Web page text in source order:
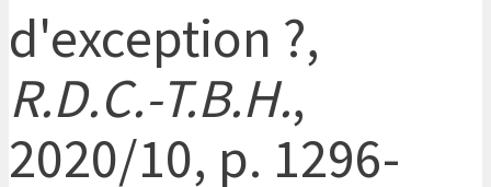
d'exception ?,
R.D.C.-T.B.H.,
2020/10, p. 1296-